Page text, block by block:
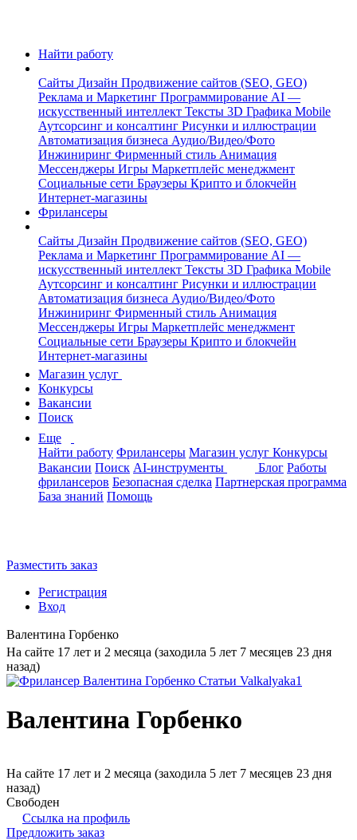
Найти работу
Сайты Дизайн Продвижение сайтов (SEO, GEO)
Реклама и Маркетинг Программирование AI —
искусственный интеллект Тексты 3D Графика Mobile
Аутсорсинг и консалтинг Рисунки и иллюстрации
Автоматизация бизнеса Аудио/Видео/Фото
Инжиниринг Фирменный стиль Анимация
Мессенджеры Игры Маркетплейс менеджмент
Социальные сети Браузеры Крипто и блокчейн
Интернет-магазины
Фрилансеры
Сайты Дизайн Продвижение сайтов (SEO, GEO)
Реклама и Маркетинг Программирование AI —
искусственный интеллект Тексты 3D Графика Mobile
Аутсорсинг и консалтинг Рисунки и иллюстрации
Автоматизация бизнеса Аудио/Видео/Фото
Инжиниринг Фирменный стиль Анимация
Мессенджеры Игры Маркетплейс менеджмент
Социальные сети Браузеры Крипто и блокчейн
Интернет-магазины
Магазин услуг
Конкурсы
Вакансии
Поиск
Еще
Найти работу Фрилансеры Магазин услуг Конкурсы
Вакансии Поиск AI-инструменты Блог Работы
фрилансеров Безопасная сделка Партнерская программа
База знаний Помощь
Разместить заказ
Регистрация
Вход
Валентина Горбенко
На сайте 17 лет и 2 месяца (заходила 5 лет 7 месяцев 23 дня
назад)
Валентина Горбенко
На сайте 17 лет и 2 месяца (заходила 5 лет 7 месяцев 23 дня
назад)
Свободен
Ссылка на профиль
Предложить заказ